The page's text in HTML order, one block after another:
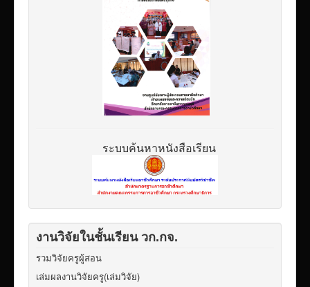
ระบบค้นหาหนังสือเรียน
งานวิจัยในชั้นเรียน วก.กจ.
รวมวิจัยครูผู้สอน
เล่มผลงานวิจัยครู(เล่มวิจัย)